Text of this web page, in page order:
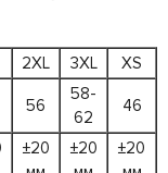
2XL 3XL
XS
56
58-
62
46
±20
±20
±20